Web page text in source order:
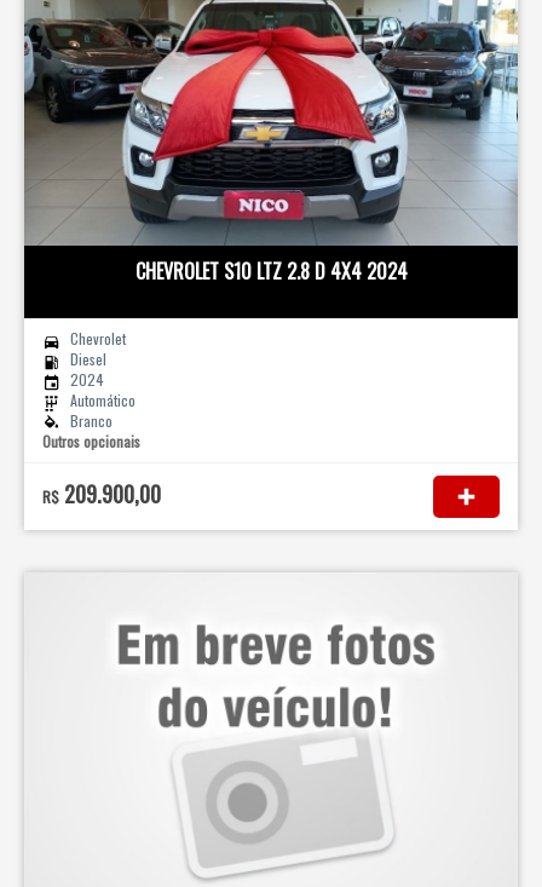
CHEVROLET S10 LTZ 2.8 D 4X4 2024
Chevrolet
Diesel
2024
Automático
Branco
Outros opcionais
R$ 209.900,00